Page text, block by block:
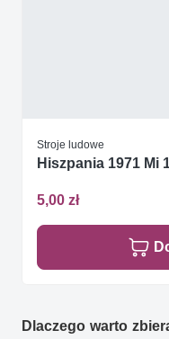
Stroje ludowe
Hiszpania 1971 Mi
5,00 zł
Dlaczego warto